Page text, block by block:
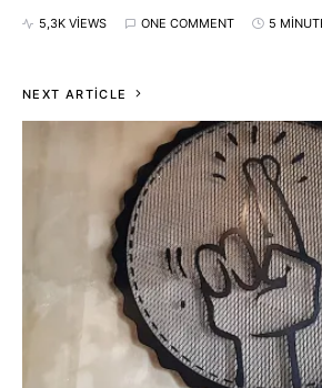
5,3K VIEWS ONE COMMENT 5
NEXT ARTICLE